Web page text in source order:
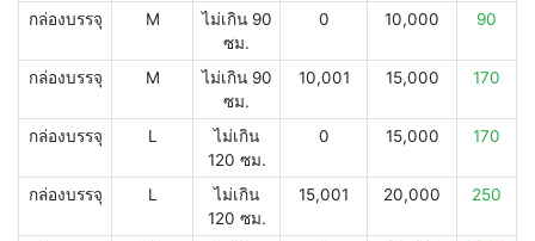
กล่องบรรจุ M
ไม่เกิน 90
ซม.
0 10,000 90
กล่องบรรจุ M
ไม่เกิน 90
ซม.
10,001 15,000 170
กล่องบรรจุ L
ไม่เกิน
120 ซม.
0 15,000 170
กล่องบรรจุ L
ไม่เกิน
120 ซม.
15,001 20,000 250